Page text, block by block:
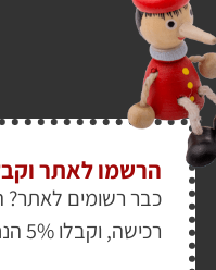
הרשמו לאתר
כבר רשומים לאתר?
רכישה, וקבלו 5% הנחה על כל עגלת הקניות.